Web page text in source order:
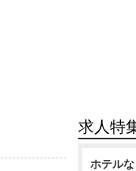
求人特
ホテル